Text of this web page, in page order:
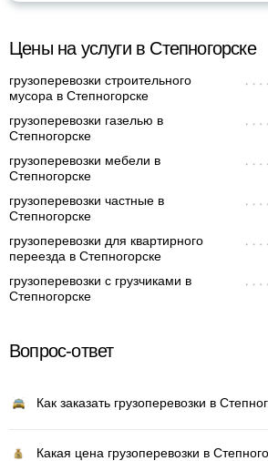
Цены на услуги в Степногорске
грузоперевозки строительного
мусора в Степногорске
грузоперевозки газелью в
Степногорске
грузоперевозки мебели в
Степногорске
грузоперевозки частные в
Степногорске
грузоперевозки для квартирного
переезда в Степногорске
грузоперевозки с грузчиками в
Степногорске
Вопрос-ответ
Как заказать грузоперевозки в
Какая цена грузоперевозки в